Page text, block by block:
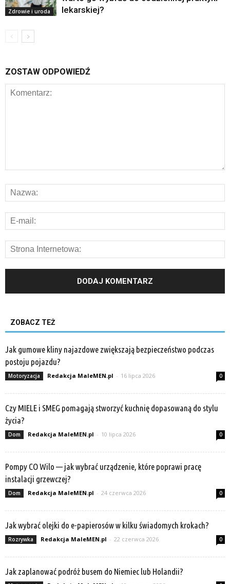
Zdrowie i uroda
lekarskiej?
ZOSTAW ODPOWIEDŹ
ZOBACZ TEŻ
Jak gumowe kliny najazdowe zwiększają bezpieczeństwo podczas
postoju pojazdu?
Motoryzacja Redakcja MaleMEN.pl - 16 lipca 2026 0
Czy MIELE i SMEG pomagają stworzyć kuchnię dopasowaną do stylu
życia?
Dom Redakcja MaleMEN.pl - 10 lipca 2026 0
Pompy CO Wilo — jak wybrać urządzenie, które poprawi pracę
instalacji grzewczej?
Dom Redakcja MaleMEN.pl - 24 czerwca 2026 0
Jak wybrać olejki do e-papierosów w kilku świadomych krokach?
Rozrywka Redakcja MaleMEN.pl - 22 czerwca 2026 0
Jak zaplanować podróż busem do Niemiec lub Holandii?